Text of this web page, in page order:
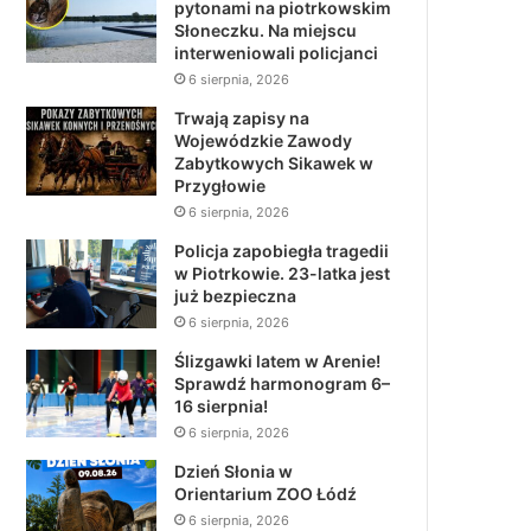
pytonami na piotrkowskim
Słoneczku. Na miejscu
interweniowali policjanci
6 sierpnia, 2026
Trwają zapisy na
Wojewódzkie Zawody
Zabytkowych Sikawek w
Przygłowie
6 sierpnia, 2026
Policja zapobiegła tragedii
w Piotrkowie. 23-latka jest
już bezpieczna
6 sierpnia, 2026
Ślizgawki latem w Arenie!
Sprawdź harmonogram 6–
16 sierpnia!
6 sierpnia, 2026
Dzień Słonia w
Orientarium ZOO Łódź
6 sierpnia, 2026